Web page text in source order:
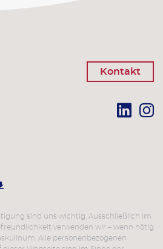
Kontakt
sind uns wichtig. Ausschließlich im
verwenden wir – wenn nötig
Alle personenbezogenen